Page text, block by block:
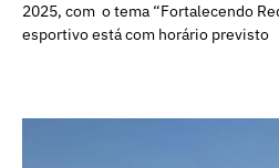
2025, com o tema “Fortalecendo
esportivo está com horário previsto